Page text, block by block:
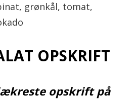
grønkål, tomat,
OPSKRIFT
opskrift på